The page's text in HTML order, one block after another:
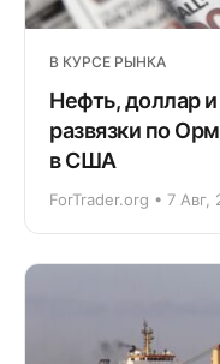
В КУРСЕ РЫНКА
Нефть, доллар
развязки по
в США
ForTrader.org • 7 Авг,